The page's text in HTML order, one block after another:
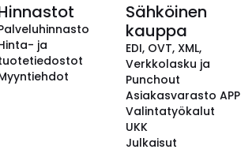
ja
Sähköinen
kauppa
EDI, OVT, XML,
Verkkolasku ja
Punchout
Asiakasvarasto APP
Valintatyökalut
UKK
Julkaisut